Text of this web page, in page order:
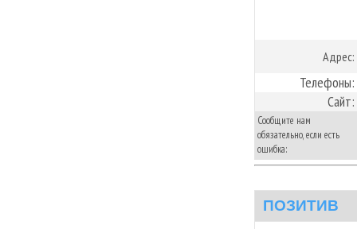
Адрес:
Телефоны:
Сайт:
Сообщите нам
обязательно, если есть
ошибка:
ПОЗИТИВ